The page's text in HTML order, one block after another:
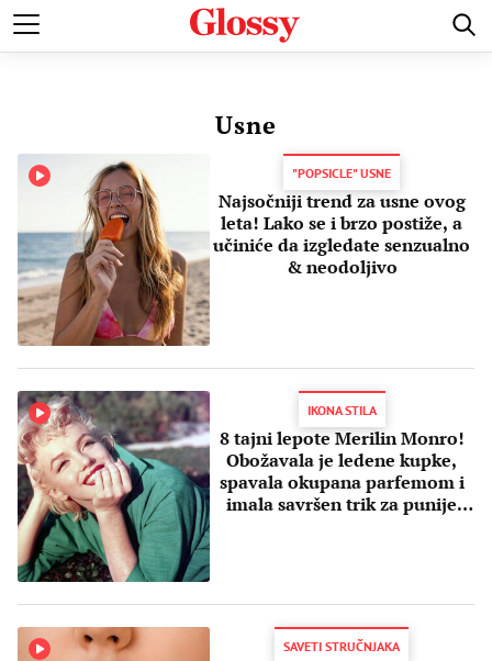
POZNATI MODA I LEPOTA ZDRAVI I SREĆNI LJUBAV
Usne
"POPSICLE" USNE
Najsočniji trend za usne ovog
leta! Lako se i brzo postiže, a
učiniće da izgledate senzualno
& neodoljivo
IKONA STILA
8 tajni lepote Merilin Monro!
Obožavala je ledene kupke,
spavala okupana parfemom i
imala savršen trik za punije
SAVETI STRUČNJAKA